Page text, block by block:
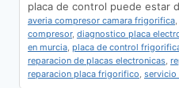
placa de control puede estar
averia compresor camara frigorifica,
compresor, diagnostico placa
en murcia, placa de control
reparacion de placas electronicas,
reparacion placa frigorifico, servicio